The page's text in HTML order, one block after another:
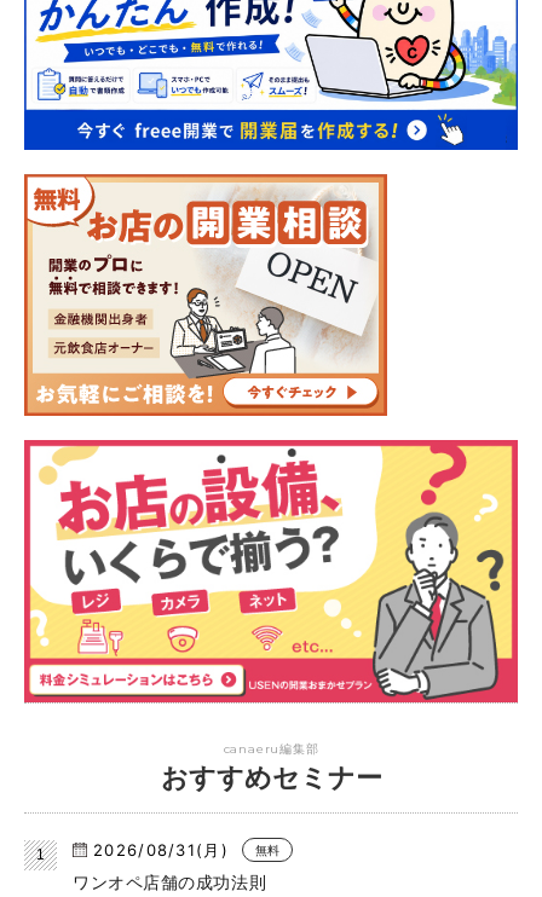
canaeru編集部
おすすめセミナー
2026/08/31(月) 無料
ワンオペ店舗の成功法則